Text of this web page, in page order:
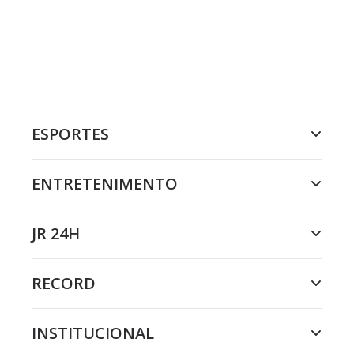
ESPORTES
ENTRETENIMENTO
JR 24H
RECORD
INSTITUCIONAL